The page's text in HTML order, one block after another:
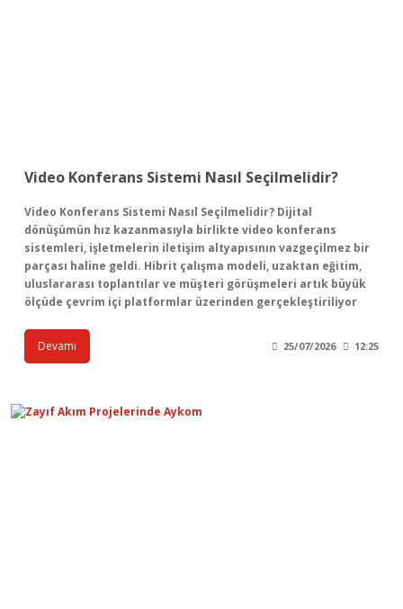
Video Konferans Sistemi Nasıl Seçilmelidir?
Video Konferans Sistemi Nasıl Seçilmelidir? Dijital
dönüşümün hız kazanmasıyla birlikte video konferans
sistemleri, işletmelerin iletişim altyapısının vazgeçilmez bir
parçası haline geldi. Hibrit çalışma modeli, uzaktan eğitim,
uluslararası toplantılar ve müşteri görüşmeleri artık büyük
ölçüde çevrim içi platformlar üzerinden gerçekleştiriliyor
Devamı 25/07/2026 12:25